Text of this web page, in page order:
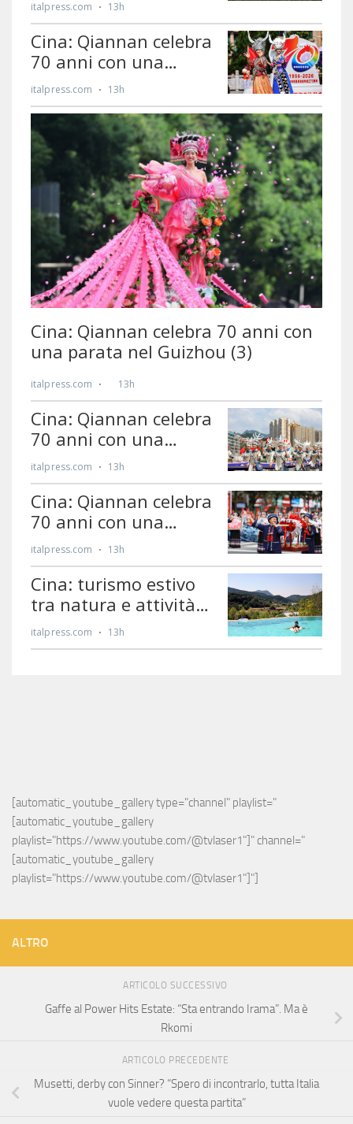
[automatic_youtube_gallery type="channel" playlist="
[automatic_youtube_gallery
playlist="https://www.youtube.com/@tvlaser1"]" channel="
[automatic_youtube_gallery
playlist="https://www.youtube.com/@tvlaser1"]"]
ALTRO
ARTICOLO SUCCESSIVO
Gaffe al Power Hits Estate: “Sta entrando Irama”. Ma è
Rkomi
ARTICOLO PRECEDENTE
Musetti, derby con Sinner? “Spero di incontrarlo, tutta Italia
vuole vedere questa partita”